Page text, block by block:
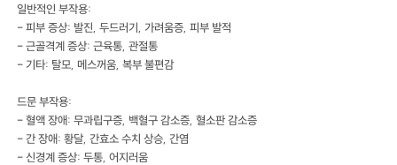
일반적인 부작용:
- 피부 증상: 발진, 두드러기, 가려움증, 피부 발적
- 근골격계 증상: 근육통, 관절통
- 기타: 탈모, 메스꺼움, 복부 불편감
드문 부작용:
- 혈액 장애: 무과립구증, 백혈구 감소증, 혈소판 감소증
- 간 장애: 황달, 간효소 수치 상승, 간염
- 신경계 증상: 두통, 어지러움